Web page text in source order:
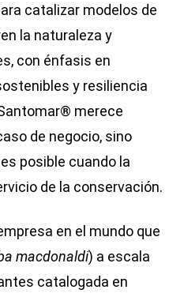
catalizar modelos de
la naturaleza y
con énfasis en
y resiliencia
merece
de negocio, sino
posible cuando la
de la conservación.
en el mundo que
macdonaldi) a escala
catalogada en